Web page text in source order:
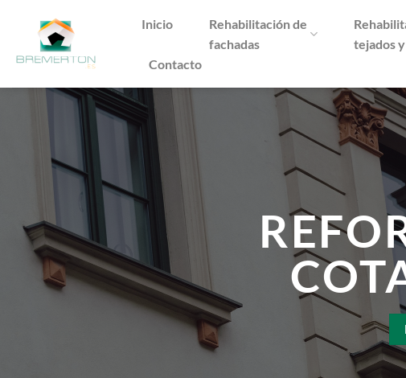
contenido
Inicio
Rehabilitación de
fachadas
tejados
Contacto